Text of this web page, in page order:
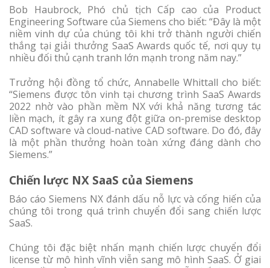
Bob Haubrock, Phó chủ tịch Cấp cao của Product
Engineering Software của Siemens cho biết: “Đây là một
niềm vinh dự của chúng tôi khi trở thành người chiến
thắng tại giải thưởng SaaS Awards quốc tế, nơi quy tụ
nhiều đối thủ cạnh tranh lớn mạnh trong năm nay.”
Trưởng hội đồng tổ chức, Annabelle Whittall cho biết:
“Siemens được tôn vinh tại chương trình SaaS Awards
2022 nhờ vào phần mềm NX với khả năng tương tác
liền mạch, ít gây ra xung đột giữa on-premise desktop
CAD software và cloud-native CAD software. Do đó, đây
là một phần thưởng hoàn toàn xứng đáng dành cho
Siemens.”
Chiến lược NX SaaS của Siemens
Báo cáo Siemens NX đánh dấu nỗ lực và cống hiến của
chúng tôi trong quá trình chuyển đổi sang chiến lược
SaaS.
Chúng tôi đặc biệt nhấn mạnh chiến lược chuyển đổi
license từ mô hình vĩnh viễn sang mô hình SaaS. Ở giai